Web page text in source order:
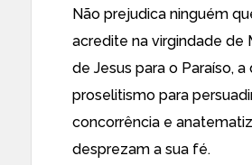
Não prejudica ninguém
acredite na virgindade de
de Jesus para o Paraíso,
proselitismo para
concorrência e
desprezam a sua fé.